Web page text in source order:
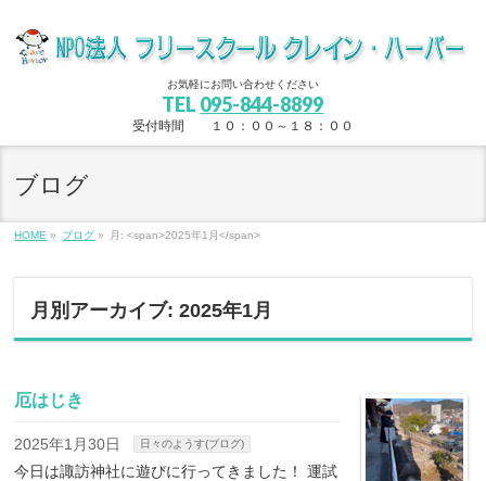
お気軽にお問い合わせください
TEL 095-844-8899
受付時間 １０：００～１８：００
ブログ
HOME » ブログ » 月: <span>2025年1月</span>
月別アーカイブ: 2025年1月
厄はじき
2025年1月30日 日々のようす(ブログ)
今日は諏訪神社に遊びに行ってきました！ 運試